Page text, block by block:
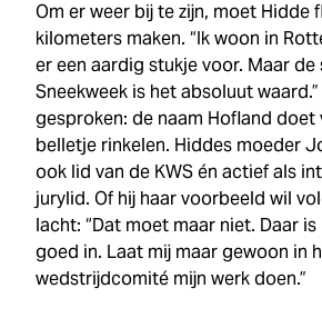
Om er weer bij te zijn, moet Hidde
kilometers maken. “Ik woon in
er een aardig stukje voor. Maar de
Sneekweek is het absoluut
gesproken: de naam Hofland doet
belletje rinkelen. Hiddes moeder
ook lid van de KWS én actief als
jurylid. Of hij haar voorbeeld wil
lacht: “Dat moet maar niet. Daar
goed in. Laat mij maar gewoon in
wedstrijdcomité mijn werk doen.”